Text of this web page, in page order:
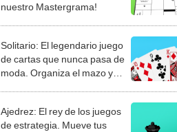
nuestro Mastergrama!
Solitario: El legendario juego
de cartas que nunca pasa de
moda. Organiza el mazo y
Ajedrez: El rey de los juegos
de estrategia. Mueve tus